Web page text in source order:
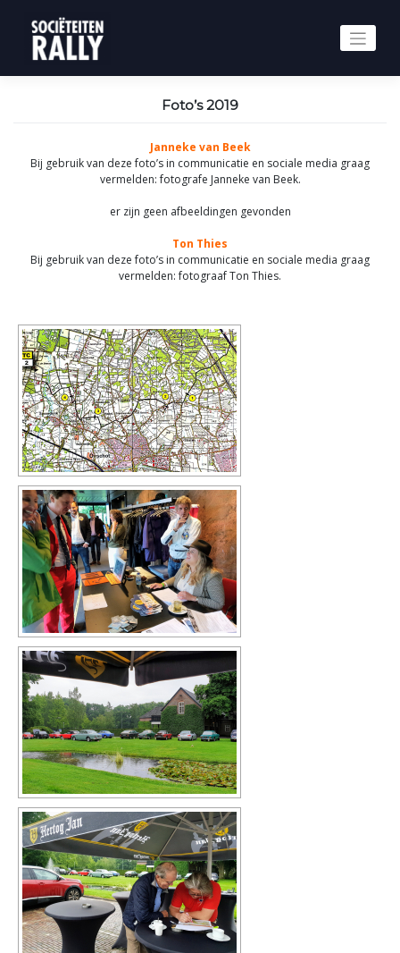
Foto’s 2019
Janneke van Beek
Bij gebruik van deze foto’s in communicatie en sociale media graag
vermelden: fotografe Janneke van Beek.
er zijn geen afbeeldingen gevonden
Ton Thies
Bij gebruik van deze foto’s in communicatie en sociale media graag
vermelden: fotograaf Ton Thies.